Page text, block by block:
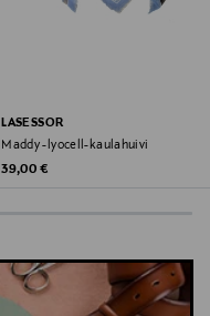
LASESSOR
Maddy -lyocell-kaulahuivi
Original Price
39,00 €